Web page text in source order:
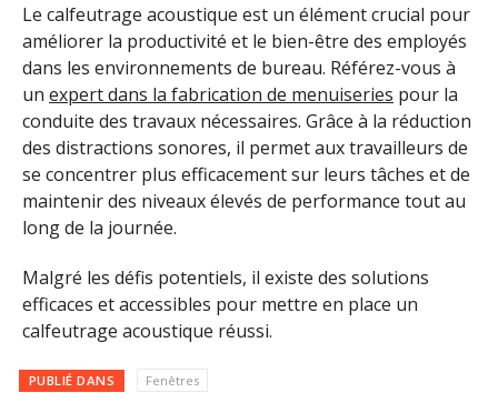
Le calfeutrage acoustique est un élément crucial pour
améliorer la productivité et le bien-être des employés
dans les environnements de bureau. Référez-vous à
un expert dans la fabrication de menuiseries pour la
conduite des travaux nécessaires. Grâce à la réduction
des distractions sonores, il permet aux travailleurs de
se concentrer plus efficacement sur leurs tâches et de
maintenir des niveaux élevés de performance tout au
long de la journée.
Malgré les défis potentiels, il existe des solutions
efficaces et accessibles pour mettre en place un
calfeutrage acoustique réussi.
PUBLIÉ DANS Fenêtres